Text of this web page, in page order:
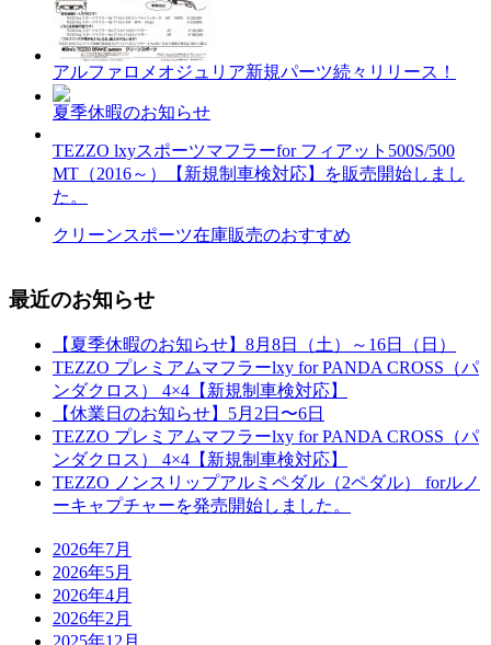
アルファロメオジュリア新規パーツ続々リリース！
夏季休暇のお知らせ
TEZZO lxyスポーツマフラーfor フィアット500S/500
MT（2016～）【新規制車検対応】を販売開始しまし
た。
クリーンスポーツ在庫販売のおすすめ
最近のお知らせ
【夏季休暇のお知らせ】8月8日（土）～16日（日）
TEZZO プレミアムマフラーlxy for PANDA CROSS（パ
ンダクロス） 4×4【新規制車検対応】
【休業日のお知らせ】5月2日〜6日
TEZZO プレミアムマフラーlxy for PANDA CROSS（パ
ンダクロス） 4×4【新規制車検対応】
TEZZO ノンスリップアルミペダル（2ペダル） forルノ
ーキャプチャーを発売開始しました。
2026年7月
2026年5月
2026年4月
2026年2月
2025年12月